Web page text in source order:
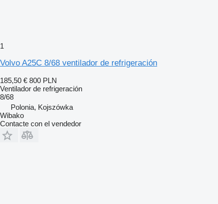
1
Volvo A25C 8/68 ventilador de refrigeración
185,50 € 800 PLN
Ventilador de refrigeración
8/68
Polonia, Kojszówka
Wibako
Contacte con el vendedor